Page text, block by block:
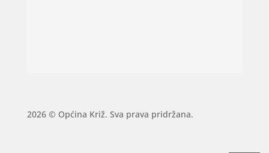
2026 © Općina Križ. Sva prava pridržana.